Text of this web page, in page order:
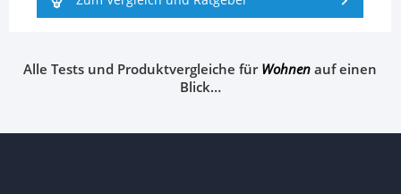
Alle Tests und Produktvergleiche fürWohnenauf einen
Blick…